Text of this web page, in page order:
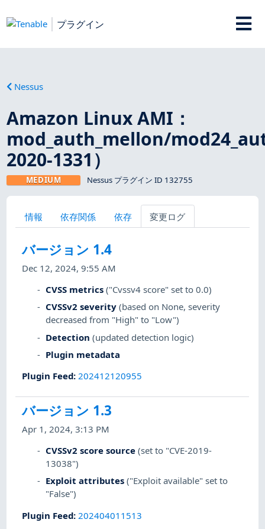
プラグイン
Nessus
Amazon Linux AMI：
mod_auth_mellon/
2020-1331）
MEDIUM Nessus プラグイン ID 132755
情報 依存関係 依存 変更ログ
バージョン 1.4
Dec 12, 2024, 9:55 AM
CVSS metrics ("Cvssv4 score" set to 0.0)
CVSSv2 severity (based on None, severity
decreased from "High" to "Low")
Detection (updated detection logic)
Plugin metadata
Plugin Feed: 202412120955
バージョン 1.3
Apr 1, 2024, 3:13 PM
CVSSv2 score source (set to "CVE-2019-
13038")
Exploit attributes ("Exploit available" set to
"False")
Plugin Feed: 202404011513